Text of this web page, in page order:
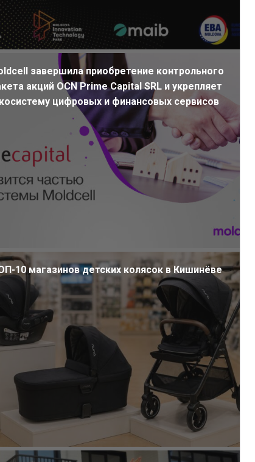
завершила приобретение контрольного
акций OCN Prime Capital SRL и укрепляет
цифровых и финансовых сервисов
10 магазинов детских колясок в Кишинёве